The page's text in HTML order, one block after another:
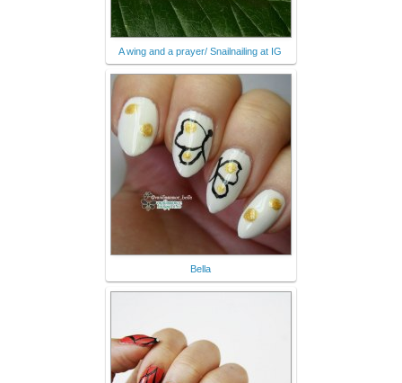
A wing and a prayer/ Snailnailing at IG
Bella